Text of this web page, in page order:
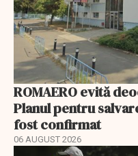
ROMAERO evită
Planul pentru
fost confirmat
06 AUGUST 2026